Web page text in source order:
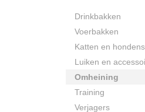
Drinkbakken
Voerbakken
Katten en
Luiken en
Omheining
Training
Verjagers